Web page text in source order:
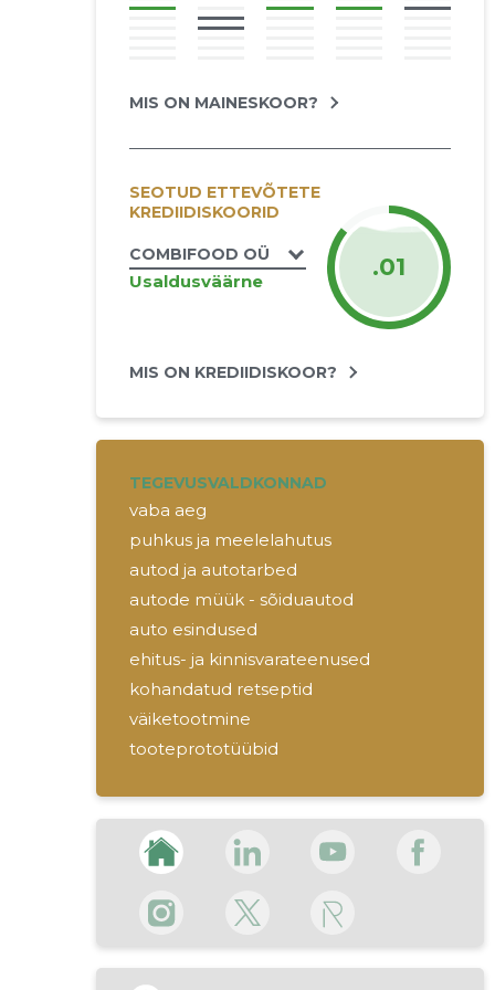
MIS ON MAINESKOOR?
SEOTUD ETTEVÕTETE
KREDIIDISKOORID
COMBIFOOD OÜ
Usaldusväärne .01
MIS ON KREDIIDISKOOR?
TEGEVUSVALDKONNAD
vaba aeg
puhkus ja meelelahutus
autod ja autotarbed
autode müük - sõiduautod
auto esindused
ehitus- ja kinnisvarateenused
kohandatud retseptid
väiketootmine
tooteprototüübid
pooltooted
pihvid ja kotletid
sous-vide tooted
pagari- ja kondiitritooted